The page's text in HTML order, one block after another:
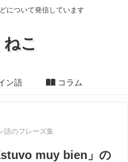
について発信しています
こ
ン語 コラム
語のフレーズ集
muy bien」の